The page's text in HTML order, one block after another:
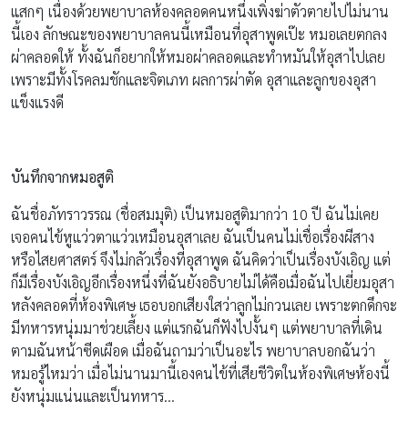
แสกๆ เนื่องด้วยพยาบาลห้องคลอดคนหนึ่งเพิ่งฆ่าตัวตายไปไม่นาน
นี้เอง ลักษณะของพยาบาลคนนี้เหมือนที่อุสาพูดเป๊ะ หมอเลยตกลง
ผ่าคลอดให้ ทั้งฉันก็อยากให้หมอผ่าคลอดและทำหมันให้อุสาไปเลย
เพราะมีทั้งโรคลมชักและจิตเภท ผลการผ่าตัด อุสาและลูกของอุสา
แข็งแรงดี
บันทึกจากหมอสูติ
ฉันชื่อภัทราวรรณ (ชื่อสมมุติ) เป็นหมอสูติมากว่า 10 ปี ฉันไม่เคย
เจอคนไข้หูแว่วตาแว่วเหมือนอุสาเลย ฉันเป็นคนไม่เชื่อเรื่องผีสาง
หรือไสยศาสตร์ จึงไม่กลัวเรื่องที่อุสาพูด ฉันคิดว่าเป็นเรื่องบังเอิญ แต่
ก็มีเรื่องบังเอิญอีกเรื่องหนึ่งที่ฉันยังอธิบายไม่ได้คือเมื่อฉันไปเยี่ยมอุสา
หลังคลอดที่ห้องพิเศษ เธอบอกเสียงใสว่าลูกไม่กวนเลย เพราะตกดึกจะ
มีทหารหนุ่มมาช่วยเลี้ยง แต่แรกฉันก็ฟังไปงั้นๆ แต่พยาบาลที่เดิน
ตามฉันหน้าซีดเผือด เมื่อฉันถามว่าเป็นอะไร พยาบาลบอกฉันว่า
หมอรู้ไหมว่า เมื่อไม่นานมานี้เองคนไข้ที่เสียชีวิตในห้องพิเศษห้องนี้
ยังหนุ่มแน่นและเป็นทหาร…